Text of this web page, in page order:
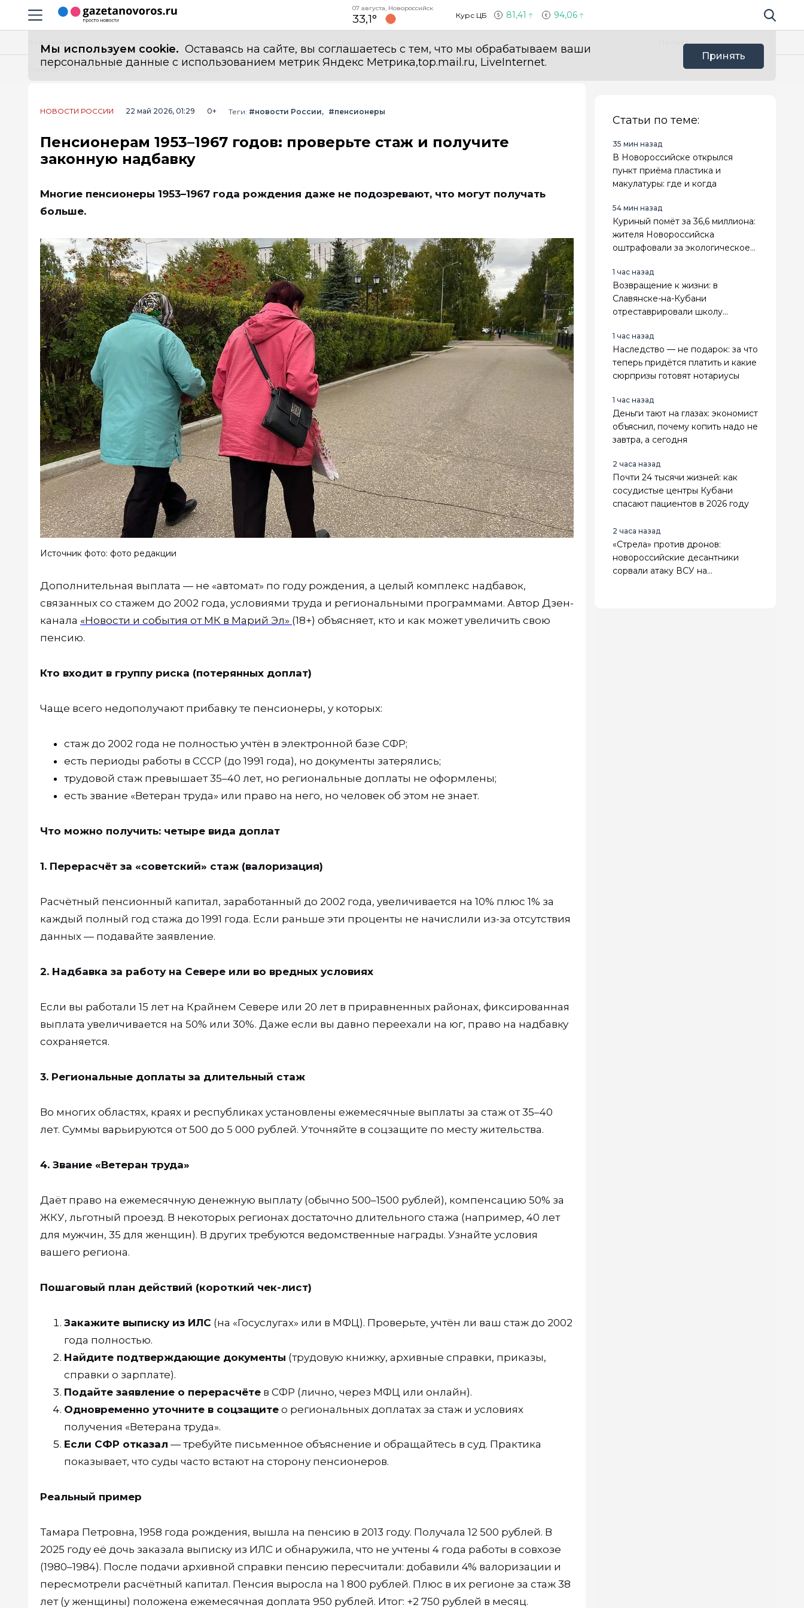
Навигация сайта
07 августа, Новороссийск
33,1° Курс ЦБ 81,41 94,06 Поиск по
Мы используем cookie. Оставаясь на сайте, вы соглашаетесь с тем, что мы обрабатываем ваши
персональные данные с использованием метрик Яндекс Метрика,top.mail.ru, LiveInternet.
Принять
Польза
Главная Лента новостей Пенсионерам 1953–1967 годов: проверьте стаж и получите законную надбавку
НОВОСТИ РОССИИ 22 май 2026, 01:29 0+ Теги: #новости России #пенсионеры
Пенсионерам 1953–1967 годов: проверьте стаж и получите
законную надбавку
Многие пенсионеры 1953–1967 года рождения даже не подозревают, что могут получать
больше.
Источник фото: фото редакции
Дополнительная выплата — не «автомат» по году рождения, а целый комплекс надбавок,
связанных со стажем до 2002 года, условиями труда и региональными программами. Автор Дзен-
канала «Новости и события от МК в Марий Эл» (18+) объясняет, кто и как может увеличить свою
пенсию.
Кто входит в группу риска (потерянных доплат)
Чаще всего недополучают прибавку те пенсионеры, у которых:
стаж до 2002 года не полностью учтён в электронной базе СФР;
есть периоды работы в СССР (до 1991 года), но документы затерялись;
трудовой стаж превышает 35–40 лет, но региональные доплаты не оформлены;
есть звание «Ветеран труда» или право на него, но человек об этом не знает.
Что можно получить: четыре вида доплат
1. Перерасчёт за «советский» стаж (валоризация)
Расчётный пенсионный капитал, заработанный до 2002 года, увеличивается на 10% плюс 1% за
каждый полный год стажа до 1991 года. Если раньше эти проценты не начислили из-за отсутствия
данных — подавайте заявление.
2. Надбавка за работу на Севере или во вредных условиях
Если вы работали 15 лет на Крайнем Севере или 20 лет в приравненных районах, фиксированная
выплата увеличивается на 50% или 30%. Даже если вы давно переехали на юг, право на надбавку
сохраняется.
3. Региональные доплаты за длительный стаж
Во многих областях, краях и республиках установлены ежемесячные выплаты за стаж от 35–40
лет. Суммы варьируются от 500 до 5 000 рублей. Уточняйте в соцзащите по месту жительства.
4. Звание «Ветеран труда»
Даёт право на ежемесячную денежную выплату (обычно 500–1500 рублей), компенсацию 50% за
ЖКУ, льготный проезд. В некоторых регионах достаточно длительного стажа (например, 40 лет
для мужчин, 35 для женщин). В других требуются ведомственные награды. Узнайте условия
вашего региона.
Пошаговый план действий (короткий чек-лист)
Закажите выписку из ИЛС (на «Госуслугах» или в МФЦ). Проверьте, учтён ли ваш стаж до 2002
года полностью.
Найдите подтверждающие документы (трудовую книжку, архивные справки, приказы,
справки о зарплате).
Подайте заявление о перерасчёте в СФР (лично, через МФЦ или онлайн).
Одновременно уточните в соцзащите о региональных доплатах за стаж и условиях
получения «Ветерана труда».
Если СФР отказал — требуйте письменное объяснение и обращайтесь в суд. Практика
показывает, что суды часто встают на сторону пенсионеров.
Реальный пример
Тамара Петровна, 1958 года рождения, вышла на пенсию в 2013 году. Получала 12 500 рублей. В
2025 году её дочь заказала выписку из ИЛС и обнаружила, что не учтены 4 года работы в совхозе
(1980–1984). После подачи архивной справки пенсию пересчитали: добавили 4% валоризации и
пересмотрели расчётный капитал. Пенсия выросла на 1 800 рублей. Плюс в их регионе за стаж 38
лет (у женщины) положена ежемесячная доплата 950 рублей. Итог: +2 750 рублей в месяц.
Статьи по теме:
35 мин назад
В Новороссийске открылся
пункт приёма пластика и
макулатуры: где и когда
54 мин назад
Куриный помёт за 36,6 миллиона:
жителя Новороссийска
оштрафовали за экологическое
1 час назад
Возвращение к жизни: в
Славянске-на-Кубани
отреставрировали школу
регионального значения
1 час назад
Наследство — не подарок: за что
теперь придётся платить и какие
сюрпризы готовят нотариусы
1 час назад
Деньги тают на глазах: экономист
объяснил, почему копить надо не
завтра, а сегодня
2 часа назад
Почти 24 тысячи жизней: как
сосудистые центры Кубани
спасают пациентов в 2026 году
2 часа назад
«Стрела» против дронов:
новороссийские десантники
сорвали атаку ВСУ на